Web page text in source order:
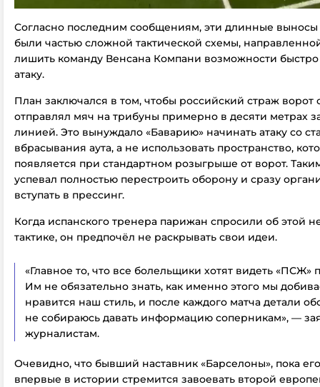
Согласно последним сообщениям, эти длинные выносы
были частью сложной тактической схемы,
лишить команду Венсана Компани возможности быстро
атаку.
План заключался в том, чтобы российский страж ворот
отправлял мяч на трибуны примерно в десяти метрах
линией. Это вынуждало «Баварию» начинать атаку со
вбрасывания аута, а не использовать пространство,
появляется при стандартном розыгрыше от ворот.
успевал полностью перестроить оборону и сразу
вступать в прессинг.
Когда испанского тренера парижан спросили об этой
тактике, он предпочёл не раскрывать свои идеи.
«Главное то, что все болельщики хотят видеть
Им не обязательно знать, как именно этого мы
нравится наш стиль, и после каждого матча детали
не собираюсь давать информацию соперникам», —
журналистам.
Очевидно, что бывший наставник «Барселоны», пока
впервые в истории стремится завоевать второй